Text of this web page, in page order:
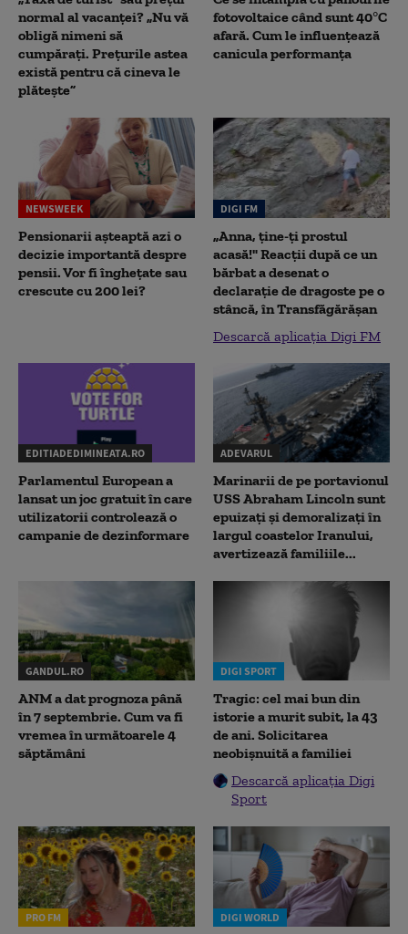
normal al vacanței? „Nu vă
obligă nimeni să
cumpărați. Prețurile astea
există pentru că cineva le
plătește”
fotovoltaice când sunt 40°C
afară. Cum le influențează
canicula performanța
NEWSWEEK
Pensionarii așteaptă azi o
decizie importantă despre
pensii. Vor fi înghețate sau
crescute cu 200 lei?
DIGI FM
„Anna, ţine-ţi prostul
acasă!" Reacţii după ce un
bărbat a desenat o
declaraţie de dragoste pe o
stâncă, în Transfăgărăşan
Descarcă aplicația Digi FM
EDITIADEDIMINEATA.RO
Parlamentul European a
lansat un joc gratuit în care
utilizatorii controlează o
campanie de dezinformare
ADEVARUL
Marinarii de pe portavionul
USS Abraham Lincoln sunt
epuizați și demoralizați în
largul coastelor Iranului,
avertizează familiile...
GANDUL.RO
ANM a dat prognoza până
în 7 septembrie. Cum va fi
vremea în următoarele 4
săptămâni
DIGI SPORT
Tragic: cel mai bun din
istorie a murit subit, la 43
de ani. Solicitarea
neobișnuită a familiei
Descarcă aplicația Digi
Sport
PRO FM DIGI WORLD